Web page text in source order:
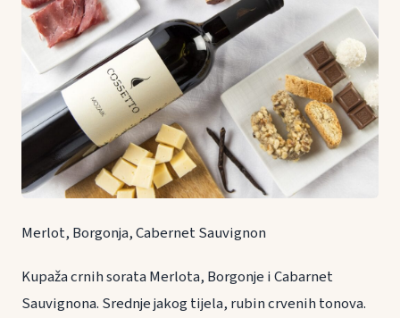
Merlot, Borgonja, Cabernet Sauvignon
Kupaža crnih sorata Merlota, Borgonje i Cabarnet
Sauvignona. Srednje jakog tijela, rubin crvenih tonova.